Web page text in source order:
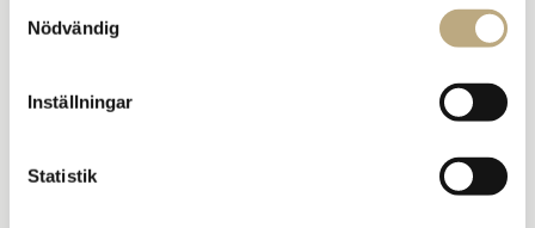
Nödvändig
Inställningar
Statistik